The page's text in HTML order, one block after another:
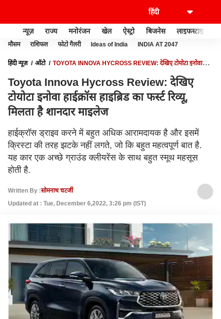
न्यूज़ राज्य मनोरंजन खेल ऐस्ट्रो बिजनेस लाइफस्टाइल
मौसम राशिफल फोटो गैलरी Ideas of India INDIA AT 2047
हिंदी न्यूज़ ऑटो
TOYOTA INNOVA HYCROSS REVIEW: देखिए टोयोटा इनोवा
Toyota Innova Hycross Review: देखिए
टोयोटा इनोवा हाईक्रॉस हाइब्रिड का फर्स्ट रिव्यू,
मिलता है शानदार माइलेज
हाईक्रॉस ड्राइव करने में बहुत अधिक आरामदायक है और इसमें
क्रिस्टा की तरह झटके नहीं लगते, जो कि बहुत महत्वपूर्ण बात है.
यह कार एक अच्छे ग्राउंड क्लीयरेंस के साथ बहुत स्मूथ महसूस
होती है.
Written By :सोमनाथ चटर्जी
Updated at : Tue, December 6,2022, 3:26 pm (IST)